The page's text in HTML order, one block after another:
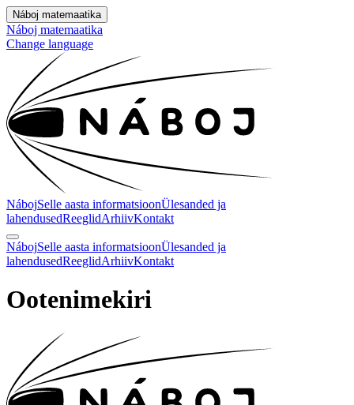
Náboj matemaatika
Náboj matemaatika
Change language
NábojSelle aasta informatsioonÜlesanded ja
lahendusedReeglidArhiivKontakt
NábojSelle aasta informatsioonÜlesanded ja
lahendusedReeglidArhiivKontakt
Ootenimekiri